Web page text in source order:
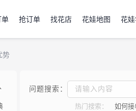
抢订单 找花店 花娃地图 花
势
问题搜索：
热门搜索： 如何接